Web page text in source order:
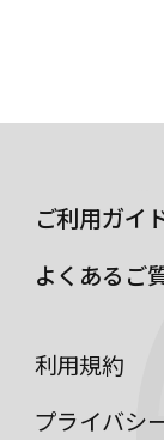
ご利用ガイ
よくあるご
利用規約
プライバシ